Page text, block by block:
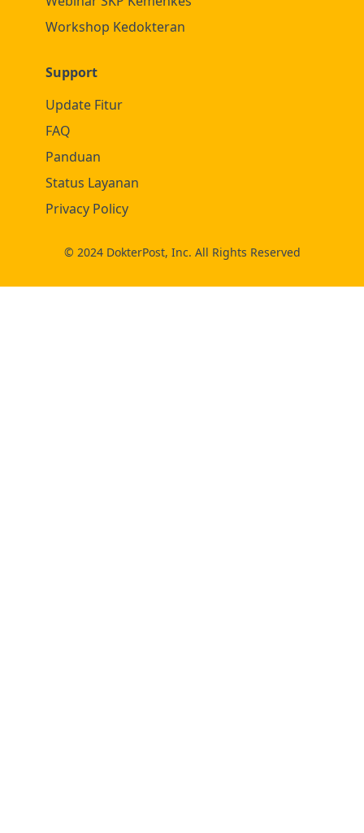
Workshop Kedokteran
Support
Update Fitur
FAQ
Panduan
Status Layanan
Privacy Policy
© 2024 DokterPost, Inc. All Rights Reserved